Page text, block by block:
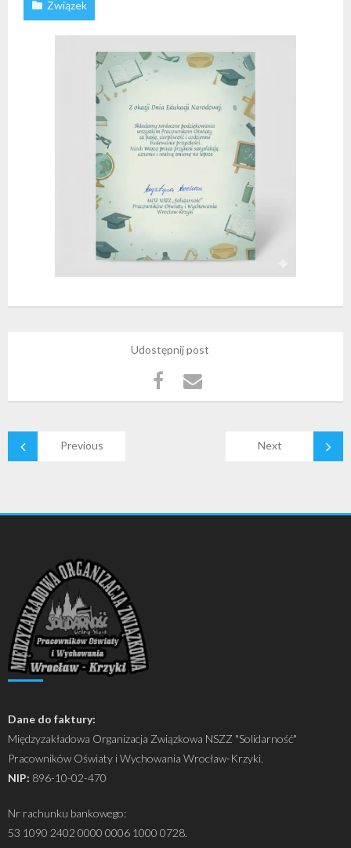
Związek
Udostępnij post
Previous Next
Dane do faktury:
Międzyzakładowa Organizacja Związkowa NSZZ "Solidarność"
Pracowników Oświaty i Wychowania Wrocław-Krzyki.
NIP: 896-10-02-470
Nr rachunku bankowego:
53 1090 2402 0000 0006 1000 0728.